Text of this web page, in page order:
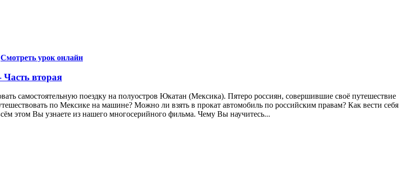
Смотреть урок онлайн
Часть вторая
самостоятельную поездку на полуостров Юкатан (Мексика). Пятеро россиян, совершившие своё путешествие
по Мексике на машине? Можно ли взять в прокат автомобиль по российским правам? Как вести себя
этом Вы узнаете из нашего многосерийного фильма. Чему Вы научитесь...